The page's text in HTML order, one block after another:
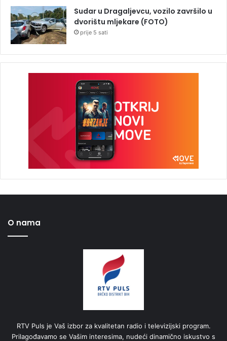
Sudar u Dragaljevcu, vozilo završilo u
dvorištu mljekare (FOTO)
prije 5 sati
O nama
RTV Puls je Vaš izbor za kvalitetan radio i televizijski program.
Prilagođavamo se Vašim interesima, nudeći dinamično iskustvo s